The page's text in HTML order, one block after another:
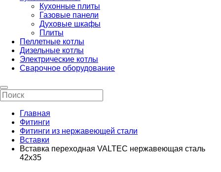
Кухонные плиты
Газовые панели
Духовые шкафы
Плиты
Пеллетные котлы
Дизельные котлы
Электрические котлы
Сварочное оборудование
Главная
Фитинги
Фитинги из нержавеющей стали
Вставки
Вставка переходная VALTEC нержавеющая сталь
42х35